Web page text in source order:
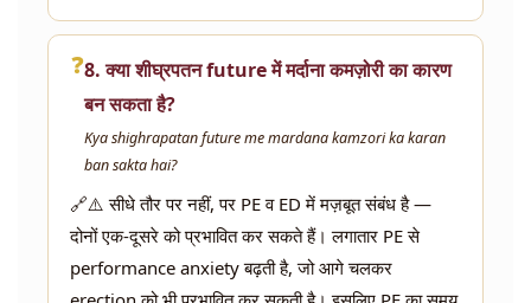
❓8. क्या शीघ्रपतन future में मर्दाना कमज़ोरी का कारण
बन सकता है?
Kya shighrapatan future me mardana kamzori ka karan
ban sakta hai?
🔗⚠️ सीधे तौर पर नहीं, पर PE व ED में मज़बूत संबंध है —
दोनों एक-दूसरे को प्रभावित कर सकते हैं। लगातार PE से
performance anxiety बढ़ती है, जो आगे चलकर